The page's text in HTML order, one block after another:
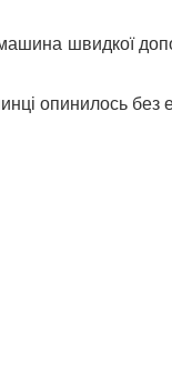
швидкої
опинилось без